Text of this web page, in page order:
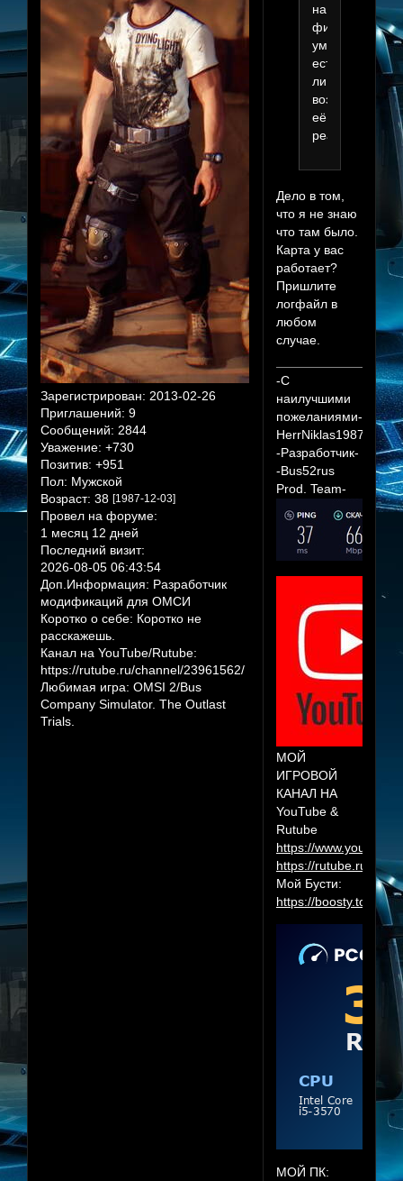
Зарегистрирован: 2013-02-26
Приглашений: 9
Сообщений: 2844
Уважение: +730
Позитив: +951
Пол: Мужской
Возраст: 38 [1987-12-03]
Провел на форуме:
1 месяц 12 дней
Последний визит:
2026-08-05 06:43:54
Доп.Информация: Разработчик
модификаций для ОМСИ
Коротко о себе: Коротко не
расскажешь.
Канал на YouTube/Rutube:
https://rutube.ru/channel/23961562/
Любимая игра: OMSI 2/Bus
Company Simulator. The Outlast
Trials.
на
фикс
умерла,
есть
ли
возможность
еë
Дело в том,
что я не знаю
что там было.
Карта у вас
работает?
Пришлите
логфайл в
любом
случае.
-С
наилучшими
пожеланиями-
HerrNiklas1987
-Разработчик-
-Bus52rus
Prod. Team-
МОЙ
ИГРОВОЙ
КАНАЛ НА
YouTube &
Rutube
https://
https://rutube.ru/
Мой Бусти:
https://boosty.to/
МОЙ ПК: